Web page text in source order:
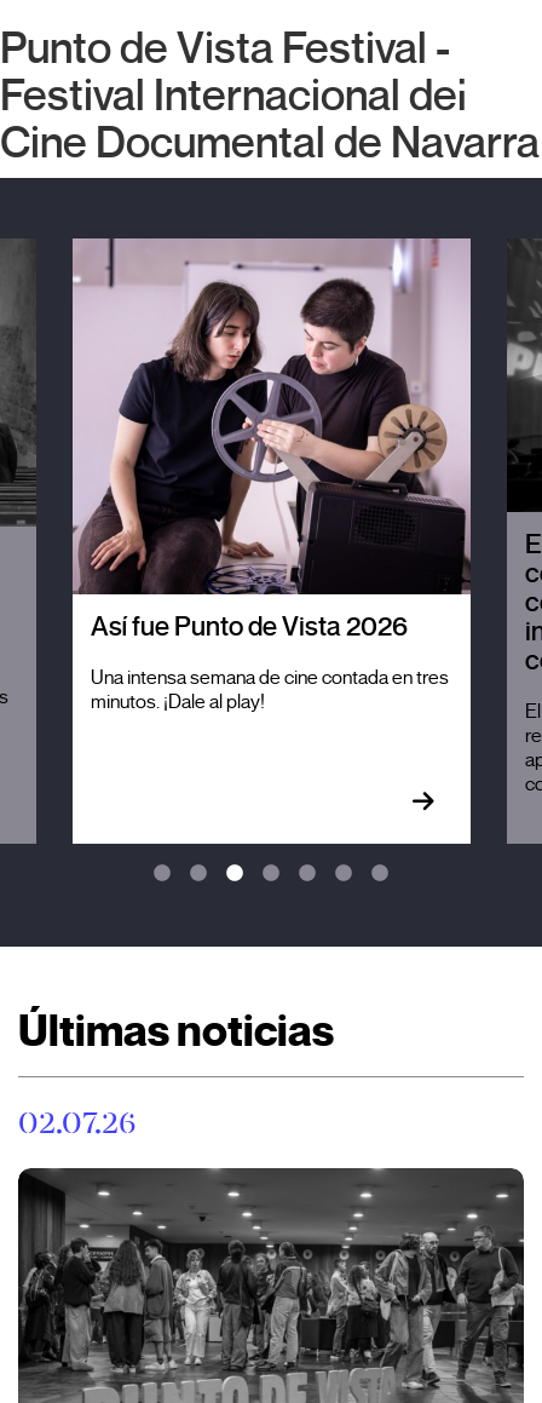
Punto de Vista Festival -
Festival Internacional del
Cine Documental de Navarra
Así fue Punto de Vista 2026
Una intensa semana de cine contada en tres
minutos. ¡Dale al play!
Últimas noticias
02.07.26